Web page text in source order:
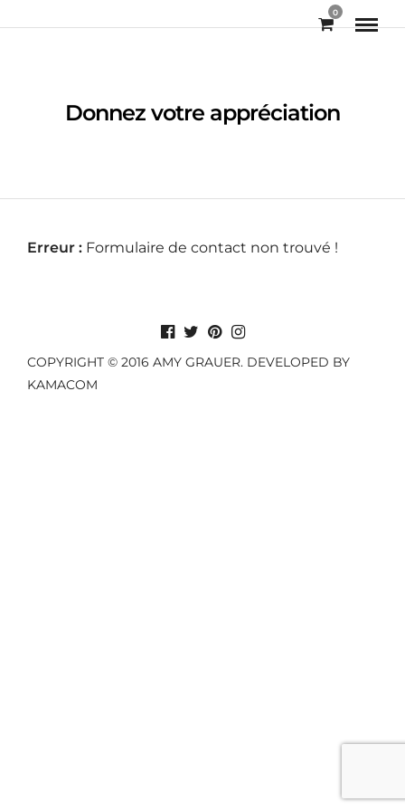
0
Donnez votre appréciation
Erreur : Formulaire de contact non trouvé !
COPYRIGHT © 2016 AMY GRAUER. DEVELOPED BY
KAMACOM